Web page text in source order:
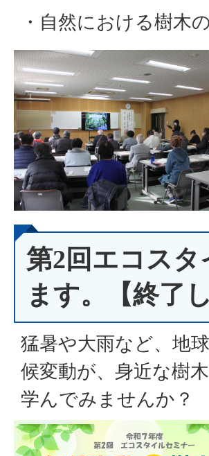
・自然における樹木
第2回エコス
ます。【終了
猛暑や大雨など、地
候変動が、身近な樹
学んでみませんか？